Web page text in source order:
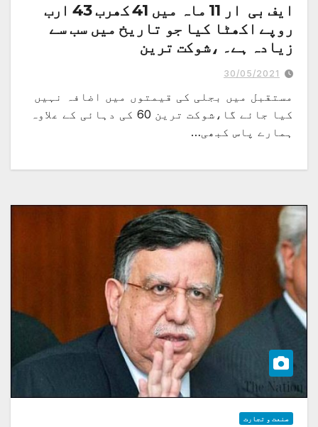
ایف بی ار 11 ماہ میں 41 کھرب 43 ارب
روپے اکھٹا کیا جو تاریخ میں سب سے
زیادہ ہے۔ ،شوکت ترین
30/05/2021
مستقبل میں بجلی کی قیمتوں میں اضافہ نہیں
کیا جائے گا،شوکت ترین 60 کی دہائی کے علاوہ
ہمارے پاس کبھی…
صنعت و تجارت